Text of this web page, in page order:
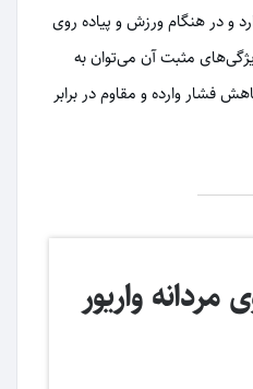
و در هنگام ورزش و پیاده روی
مثبت آن می‌توان به
فشار وارده و مقاوم در برابر
واریور